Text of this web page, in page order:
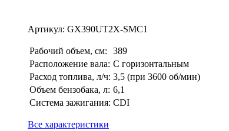
Артикул: GX390UT2X-SMC1
Рабочий объем, см:
389
Расположение вала: С горизонтальным
Расход топлива, л/ч: 3,5 (при 3600 об/мин)
Объем бензобака, л: 6,1
Система зажигания: CDI
Все характеристики